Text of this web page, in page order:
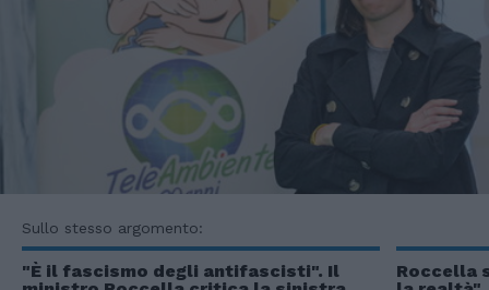
Sullo stesso argomento:
"È il fascismo degli antifascisti". Il
Roccella